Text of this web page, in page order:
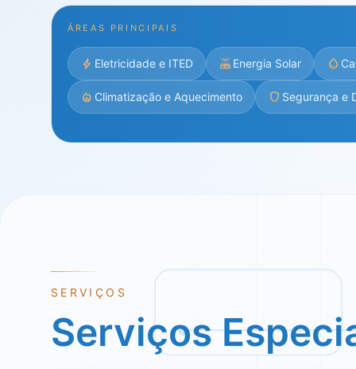
ÁREAS PRINCIPAIS
bolt Eletricidade e ITED solar_power Energia Solar water_drop
mode_heat Climatização e Aquecimento shield Segurança e
SERVIÇOS
Serviços